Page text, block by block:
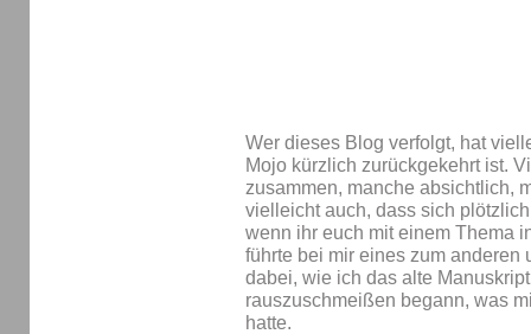
Wer dieses Blog verfolgt, hat
Mojo kürzlich zurückgekehrt ist.
zusammen, manche absichtlich,
vielleicht auch, dass sich
wenn ihr euch mit einem Thema
führte bei mir eines zum
dabei, wie ich das alte
rauszuschmeißen begann, was
hatte.